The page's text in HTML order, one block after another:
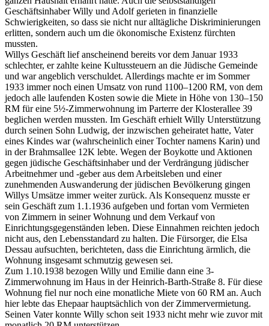
Geschäftsinhaber Willy und Adolf gerieten in finanzielle
Schwierigkeiten, so dass sie nicht nur alltägliche Diskriminierungen
erlitten, sondern auch um die ökonomische Existenz fürchten
mussten.
Willys Geschäft lief anscheinend bereits vor dem Januar 1933
schlechter, er zahlte keine Kultussteuern an die Jüdische Gemeinde
und war angeblich verschuldet. Allerdings machte er im Sommer
1933 immer noch einen Umsatz von rund 1100–1200 RM, von dem
jedoch alle laufenden Kosten sowie die Miete in Höhe von 130–150
RM für eine 5½-Zimmerwohnung im Parterre der Klosterallee 39
beglichen werden mussten. Im Geschäft erhielt Willy Unterstützung
durch seinen Sohn Ludwig, der inzwischen geheiratet hatte, Vater
eines Kindes war (wahrscheinlich einer Tochter namens Karin) und
in der Brahmsallee 12K lebte. Wegen der Boykotte und Aktionen
gegen jüdische Geschäftsinhaber und der Verdrängung jüdischer
Arbeitnehmer und -geber aus dem Arbeitsleben und einer
zunehmenden Auswanderung der jüdischen Bevölkerung gingen
Willys Umsätze immer weiter zurück. Als Konsequenz musste er
sein Geschäft zum 1.1.1936 aufgeben und fortan vom Vermieten
von Zimmern in seiner Wohnung und dem Verkauf von
Einrichtungsgegenständen leben. Diese Einnahmen reichten jedoch
nicht aus, den Lebensstandard zu halten. Die Fürsorger, die Elsa
Dessau aufsuchten, berichteten, dass die Einrichtung ärmlich, die
Wohnung insgesamt schmutzig gewesen sei.
Zum 1.10.1938 bezogen Willy und Emilie dann eine 3-
Zimmerwohnung im Haus in der Heinrich-Barth-Straße 8. Für diese
Wohnung fiel nur noch eine monatliche Miete von 60 RM an. Auch
hier lebte das Ehepaar hauptsächlich von der Zimmervermietung.
Seinen Vater konnte Willy schon seit 1933 nicht mehr wie zuvor mit